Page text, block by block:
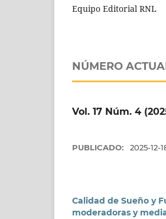
Equipo Editorial RNL
NÚMERO
Vol. 17 Núm. 4
PUBLICADO: 2025-12-
Calidad de Sueño y
moderadoras y